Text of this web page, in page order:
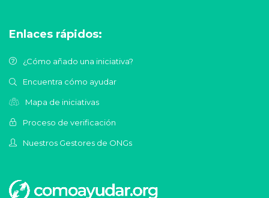
Enlaces rápidos:
¿Cómo añado una iniciativa?
Encuentra cómo ayudar
Mapa de iniciativas
Proceso de verificación
Nuestros Gestores de ONGs